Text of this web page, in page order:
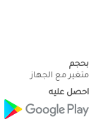
بحجم
متغير مع الجهاز
احصل عليه